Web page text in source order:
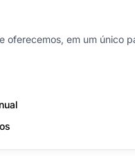
oferecemos, em um único